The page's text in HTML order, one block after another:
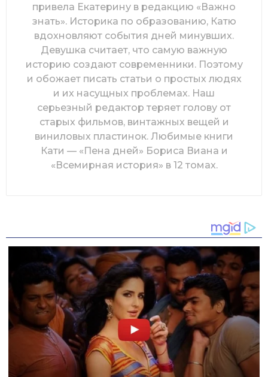
привела Екатерину в редакцию «Важно
знать». Историка по образованию, Катю
вдохновляют события дней минувших.
Девушка считает, что самую важную
историю создают современники. Поэтому
и обожает писать статьи о простых людях
и их насущных проблемах. Наш
серьезный редактор теряет голову от
старых фильмов, винтажных вещей и
виниловых пластинок. Любимые книги
Кати — «Пена дней» Бориса Виана и
«Всемирная история» в 12 томах.